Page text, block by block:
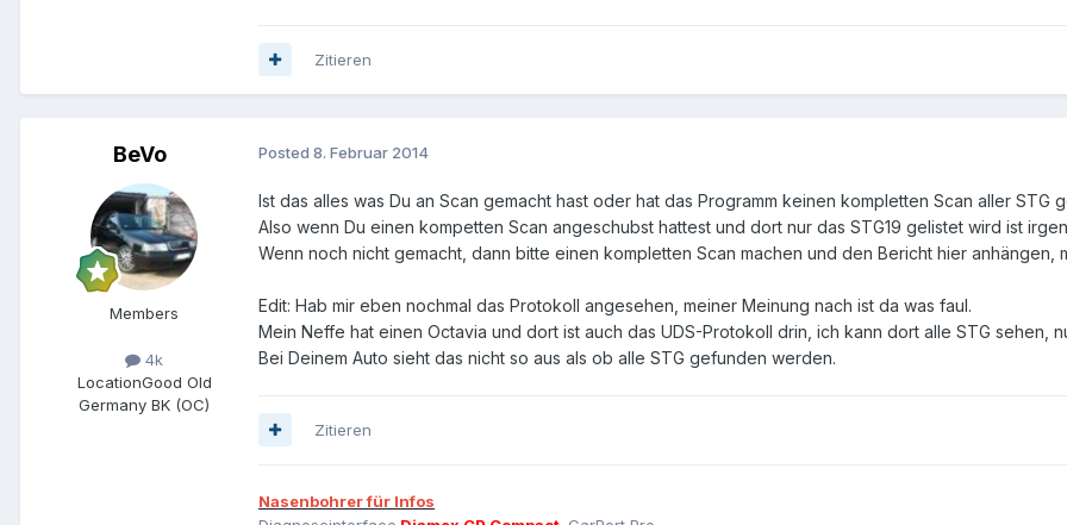
Zitieren
BeVo
Members
4k
LocationGood Old
Germany BK (OC)
Posted 8. Februar 2014
Ist das alles was Du an Scan gemacht hast oder hat das Programm keinen kompletten Scan aller STG
Also wenn Du einen kompetten Scan angeschubst hattest und dort nur das STG19 gelistet wird ist
Wenn noch nicht gemacht, dann bitte einen kompletten Scan machen und den Bericht hier
Edit: Hab mir eben nochmal das Protokoll angesehen, meiner Meinung nach ist da was faul.
Mein Neffe hat einen Octavia und dort ist auch das UDS-Protokoll drin, ich kann dort alle STG sehen,
Bei Deinem Auto sieht das nicht so aus als ob alle STG gefunden werden.
Zitieren
Nasenbohrer für Infos